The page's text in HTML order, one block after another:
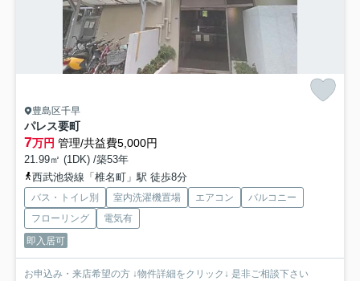
豊島区千早
パレス要町
7万円 管理/共益費5,000円
21.99㎡ (1DK) /築53年
西武池袋線「椎名町」駅 徒歩8分
バス・トイレ別 室内洗濯機置場 エアコン
バルコニー
フローリング
電気有
即入居可
お申込み・来店希望の方 ↓物件詳細をクリック↓ 是非ご相談下さい